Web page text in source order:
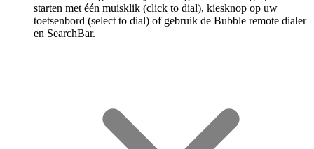
starten met één muisklik (click to dial), kiesknop op uw
toetsenbord (select to dial) of gebruik de Bubble remote dialer
en SearchBar.